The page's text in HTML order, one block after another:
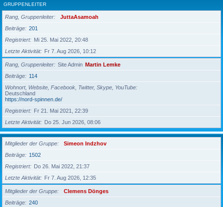
GRUPPENLEITER
Rang, Gruppenleiter
JuttaAsamoah
Beiträge
201
Registriert
Mi 25. Mai 2022, 20:48
Letzte Aktivität
Fr 7. Aug 2026, 10:12
Rang, Gruppenleiter Site Admin Martin Lemke
Beiträge
114
Wohnort, Website, Facebook, Twitter, Skype, YouTube
Deutschland
https://nord-spinnen.de/
Registriert
Fr 21. Mai 2021, 22:39
Letzte Aktivität
Do 25. Jun 2026, 08:06
Mitglieder der Gruppe
Simeon Indzhov
Beiträge
1502
Registriert
Do 26. Mai 2022, 21:37
Letzte Aktivität
Fr 7. Aug 2026, 12:35
Mitglieder der Gruppe
Clemens Dönges
Beiträge
240